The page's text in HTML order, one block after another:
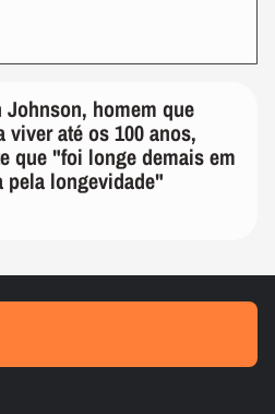
Johnson, homem que
viver até os 100 anos,
que "foi longe demais em
pela longevidade"